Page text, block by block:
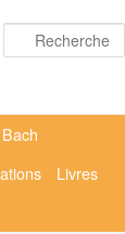
Livres